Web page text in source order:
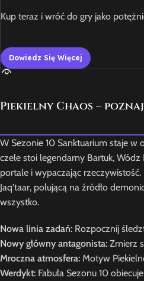
Kup teraz i wróć do gry jako
Dowiedz Się Więcej
Piekielny Chaos –
W Sezonie 10 Sanktuarium staje w
czele stoi legendarny Bartuk, Wódz
portale i wypaczając
Jaq'taar, polującą na źródło
wszystko.
Nowa linia zadań: Rozpocznij
Nowy główny antagonista: Zmierz
Mroczna atmosfera: Motyw
Werdykt: Fabuła Sezonu 10